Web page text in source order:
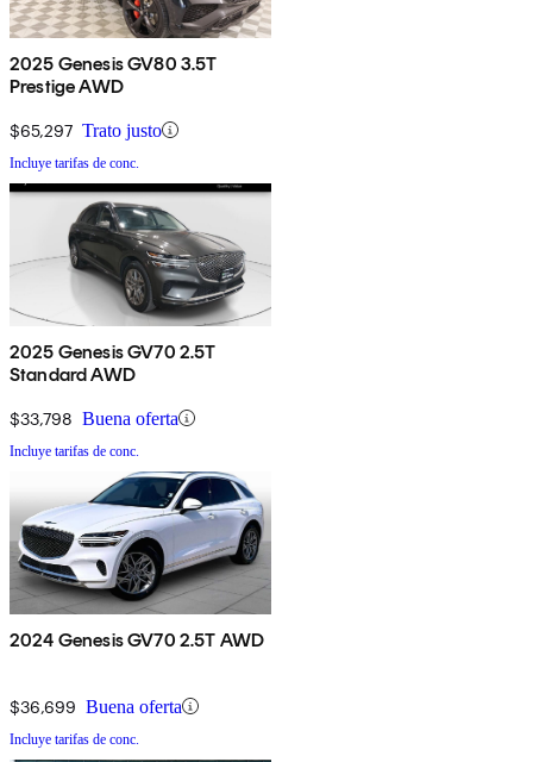
2025 Genesis GV80 3.5T
Prestige AWD
$65,297 Trato justo
Incluye tarifas de conc.
2025 Genesis GV70 2.5T
Standard AWD
$33,798 Buena oferta
Incluye tarifas de conc.
2024 Genesis GV70 2.5T AWD
$36,699 Buena oferta
Incluye tarifas de conc.